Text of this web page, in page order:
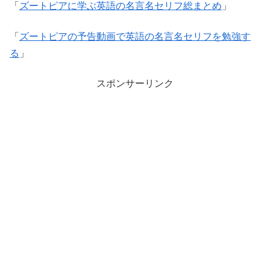
「 ズートピアに学ぶ英語の名言名セリフ総まとめ 」
「 ズートピアの予告動画で英語の名言名セリフを勉強す
る 」
スポンサーリンク